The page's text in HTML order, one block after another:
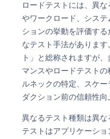
ロードテストには、異
やワークロード、シス
ションの挙動を評価す
なテスト手法がありま
ト」と総称されますが
マンスやロードテスト
ルネックの特定、スケ
ダクション前の信頼性向
異なるテスト種類は異
テストはアプリケーシ